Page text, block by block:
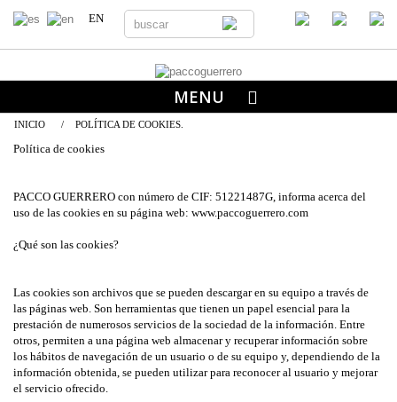
EN
MENU
INICIO / POLÍTICA DE COOKIES.
Política de cookies
PACCO GUERRERO con número de CIF: 51221487G, informa acerca del
uso de las cookies en su página web: www.paccoguerrero.com
¿Qué son las cookies?
Las cookies son archivos que se pueden descargar en su equipo a través de
las páginas web. Son herramientas que tienen un papel esencial para la
prestación de numerosos servicios de la sociedad de la información. Entre
otros, permiten a una página web almacenar y recuperar información sobre
los hábitos de navegación de un usuario o de su equipo y, dependiendo de la
información obtenida, se pueden utilizar para reconocer al usuario y mejorar
el servicio ofrecido.